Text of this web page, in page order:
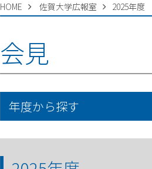
HOME 佐賀大学広報室 2025年度
会見
年度から探す